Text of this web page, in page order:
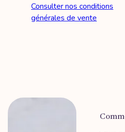
Consulter nos conditions
générales de vente